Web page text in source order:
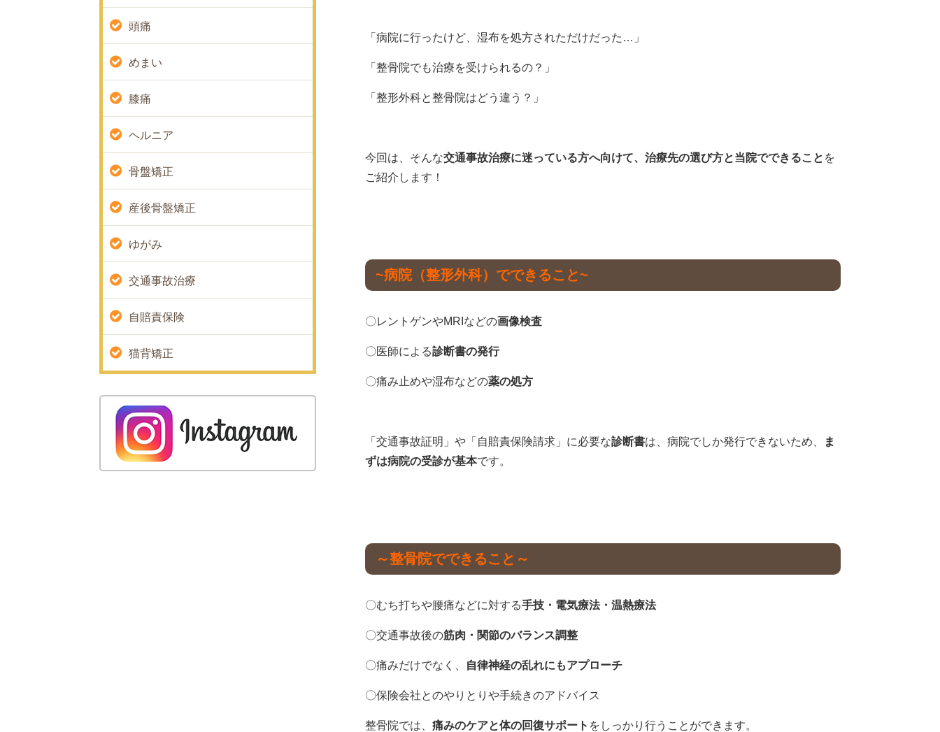
「病院に行ったけど、湿布を処方されただけだった…」
「整骨院でも治療を受けられるの？」
「整形外科と整骨院はどう違う？」
今回は、そんな交通事故治療に迷っている方へ向けて、治療先の選び方と当院でできること を
ご紹介します！
~病院（整形外科）でできること~
〇レントゲンやMRIなどの画像検査
〇医師による診断書の発行
〇痛み止めや湿布などの薬の処方
「交通事故証明」や「自賠責保険請求」に必要な診断書は、病院でしか発行できないため、
ま
ずは病院の受診が基本です。
～整骨院でできること～
〇むち打ちや腰痛などに対する手技・電気療法・温熱療法
〇交通事故後の筋肉・関節のバランス調整
〇痛みだけでなく、 自律神経の乱れにもアプローチ
〇保険会社とのやりとりや手続きのアドバイス
整骨院では、 痛みのケアと体の回復サポート をしっかり行うことができます。
頭痛
めまい
膝痛
ヘルニア
骨盤矯正
産後骨盤矯正
ゆがみ
交通事故治療
自賠責保険
猫背矯正